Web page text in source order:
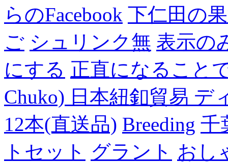
らのFacebook 下仁田の
ご シュリンク無 表示の
にする 正直になること
Chuko) 日本紐釦貿易 デ
12本(直送品) Breeding 千
トセット グラント おし